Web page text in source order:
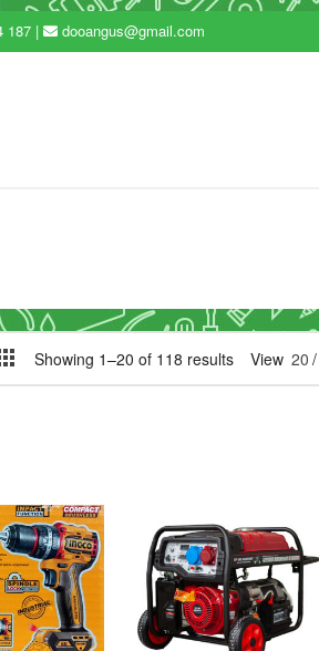
187 | dooangus@gmail.com
Showing 1–20 of 118 results View 20 /